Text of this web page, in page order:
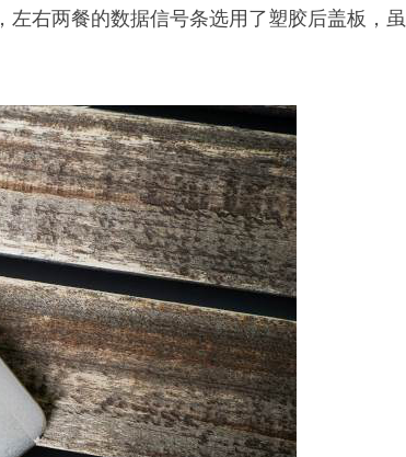
左右两餐的数据信号条选用了塑胶后盖板，虽